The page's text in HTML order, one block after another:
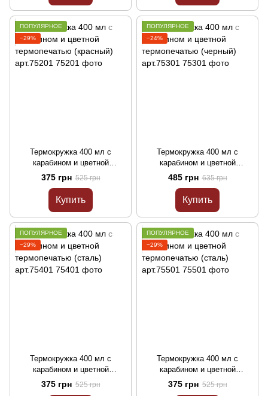
ПОПУЛЯРНОЕ
−29%
Термокружка 400 мл с
карабином и цветной
термопечатью (красный)
арт.75201
375 грн 525 грн
Купить
ПОПУЛЯРНОЕ
−24%
Термокружка 400 мл с
карабином и цветной
термопечатью (черный)
арт.75301
485 грн 635 грн
Купить
ПОПУЛЯРНОЕ
−29%
Термокружка 400 мл с
карабином и цветной
термопечатью (сталь)
арт.75401
375 грн 525 грн
ПОПУЛЯРНОЕ
−29%
Термокружка 400 мл с
карабином и цветной
термопечатью (сталь)
арт.75501
375 грн 525 грн